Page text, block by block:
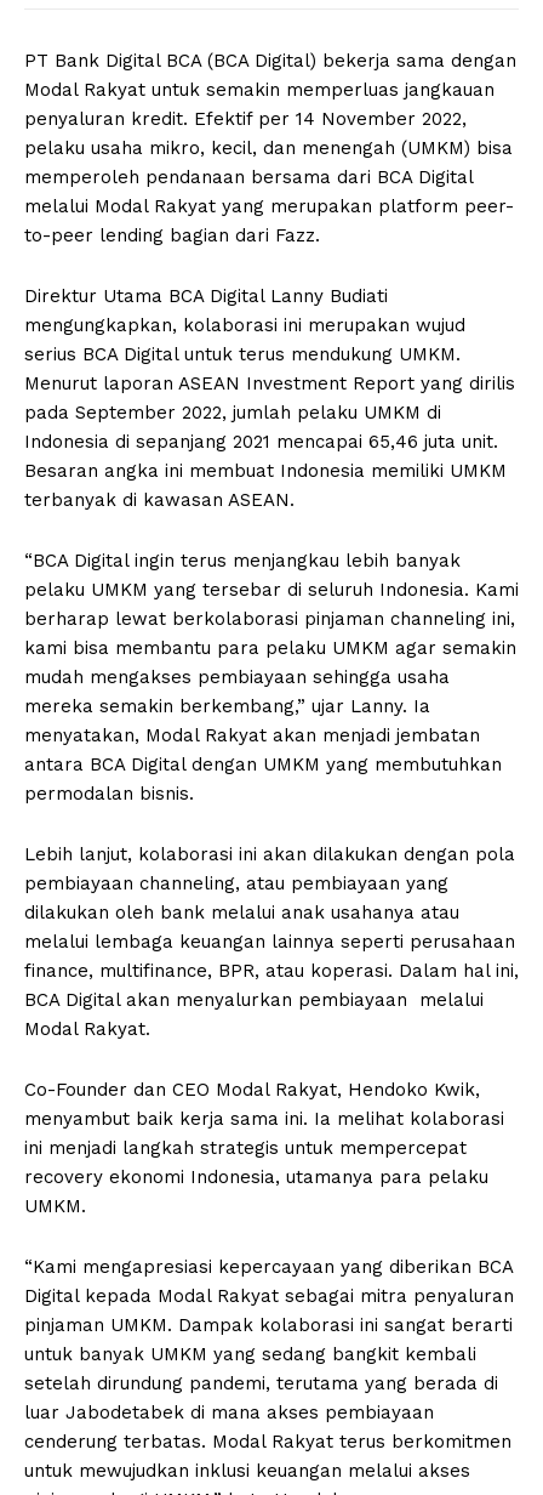
PT Bank Digital BCA (BCA Digital) bekerja sama dengan
Modal Rakyat untuk semakin memperluas jangkauan
penyaluran kredit. Efektif per 14 November 2022,
pelaku usaha mikro, kecil, dan menengah (UMKM) bisa
memperoleh pendanaan bersama dari BCA Digital
melalui Modal Rakyat yang merupakan platform peer-
to-peer lending bagian dari Fazz.
Direktur Utama BCA Digital Lanny Budiati
mengungkapkan, kolaborasi ini merupakan wujud
serius BCA Digital untuk terus mendukung UMKM.
Menurut laporan ASEAN Investment Report yang dirilis
pada September 2022, jumlah pelaku UMKM di
Indonesia di sepanjang 2021 mencapai 65,46 juta unit.
Besaran angka ini membuat Indonesia memiliki UMKM
terbanyak di kawasan ASEAN.
“BCA Digital ingin terus menjangkau lebih banyak
pelaku UMKM yang tersebar di seluruh Indonesia. Kami
berharap lewat berkolaborasi pinjaman channeling ini,
kami bisa membantu para pelaku UMKM agar semakin
mudah mengakses pembiayaan sehingga usaha
mereka semakin berkembang,” ujar Lanny. Ia
menyatakan, Modal Rakyat akan menjadi jembatan
antara BCA Digital dengan UMKM yang membutuhkan
permodalan bisnis.
Lebih lanjut, kolaborasi ini akan dilakukan dengan pola
pembiayaan channeling, atau pembiayaan yang
dilakukan oleh bank melalui anak usahanya atau
melalui lembaga keuangan lainnya seperti perusahaan
finance, multifinance, BPR, atau koperasi. Dalam hal ini,
BCA Digital akan menyalurkan pembiayaan melalui
Modal Rakyat.
Co-Founder dan CEO Modal Rakyat, Hendoko Kwik,
menyambut baik kerja sama ini. Ia melihat kolaborasi
ini menjadi langkah strategis untuk mempercepat
recovery ekonomi Indonesia, utamanya para pelaku
UMKM.
“Kami mengapresiasi kepercayaan yang diberikan BCA
Digital kepada Modal Rakyat sebagai mitra penyaluran
pinjaman UMKM. Dampak kolaborasi ini sangat berarti
untuk banyak UMKM yang sedang bangkit kembali
setelah dirundung pandemi, terutama yang berada di
luar Jabodetabek di mana akses pembiayaan
cenderung terbatas. Modal Rakyat terus berkomitmen
untuk mewujudkan inklusi keuangan melalui akses